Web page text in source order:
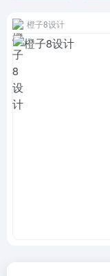
橙子8设计